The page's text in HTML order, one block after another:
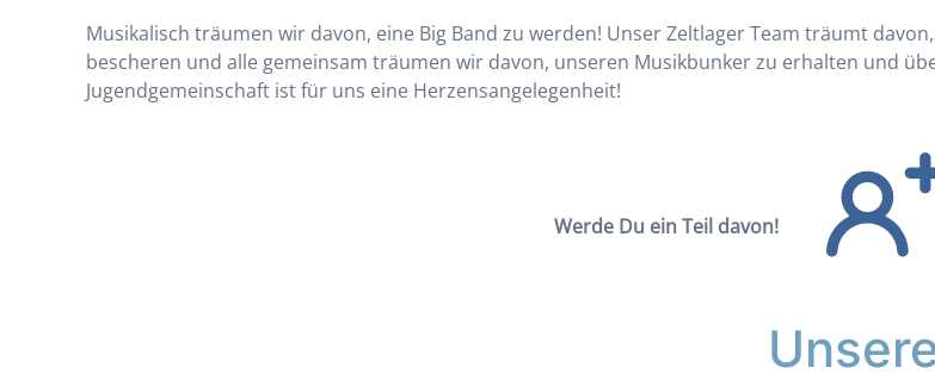
Musikalisch träumen wir davon, eine Big Band zu werden! Unser Zeltlager Team träumt
bescheren und alle gemeinsam träumen wir davon, unseren Musikbunker zu erhalten und
Jugendgemeinschaft ist für uns eine Herzensangelegenheit!
Werde Du ein Teil davon!